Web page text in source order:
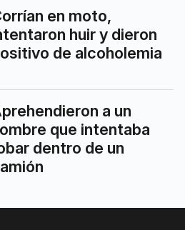
en moto,
huir y dieron
de alcoholemia
a un
que intentaba
dentro de un